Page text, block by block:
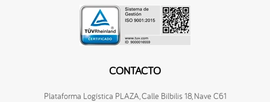
CONTACTO
Plataforma Logística PLAZA, Calle Bilbilis 18, Nave C61